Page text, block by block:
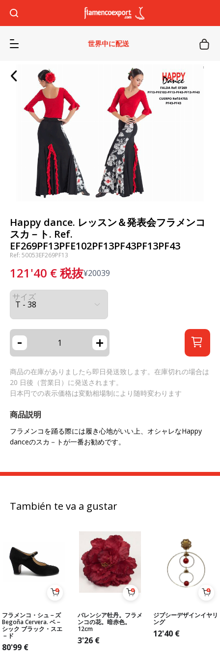
世界中に配送
Happy dance. レッスン＆発表会フラメンコ
スカ－ト. Ref.
EF269PF13PFE102PF13PF43PF13PF43
Ref: 50053EF269PF13
121'40 €税抜¥20039
サイズ
- +
商品の在庫がありましたら即日発送致します。在庫切れの場合は
20 日後（営業日）に発送されます。
日本円での表示価格は変動相場制により随時変わります
商品説明
フラメンコを踊る際には履き心地がいい上、オシャレなHappy
danceのスカ－トが一番お勧めです。
También te va a gustar
フラメンコ・シュ－ズ
Begoña Cervera. ベ－
シック ブラック・スエ
－ド
80'99 €
バレンシア牡丹。フラメ
ンコの花。暗赤色。
12cm
3'26 €
ジプシーデザインイヤリ
ング
12'40 €